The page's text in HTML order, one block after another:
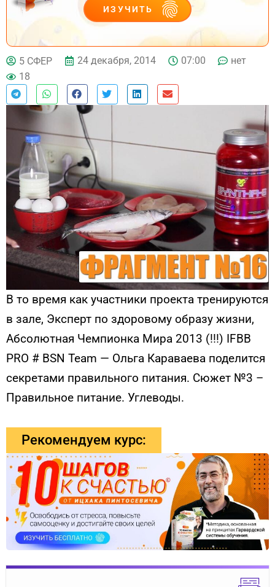
ИЗУЧИТЬ
ДЕЙСТВУЙ
5 СФЕР 24 декабря, 2014 07:00
нет
18
В то время как участники проекта тренируются
в зале, Эксперт по здоровому образу жизни,
Абсолютная Чемпионка Мира 2013 (!!!) IFBB
PRO # BSN Team — Ольга Караваева поделится
секретами правильного питания. Сюжет №3 –
Правильное питание. Углеводы.
Рекомендуем курс: